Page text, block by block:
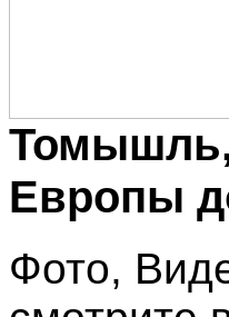
Европы
Фото,